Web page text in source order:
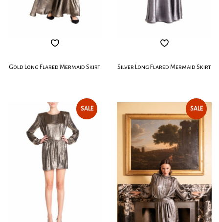
Gold Long Flared Mermaid Skirt Silver Long Flared Mermaid Skirt
SALE SALE